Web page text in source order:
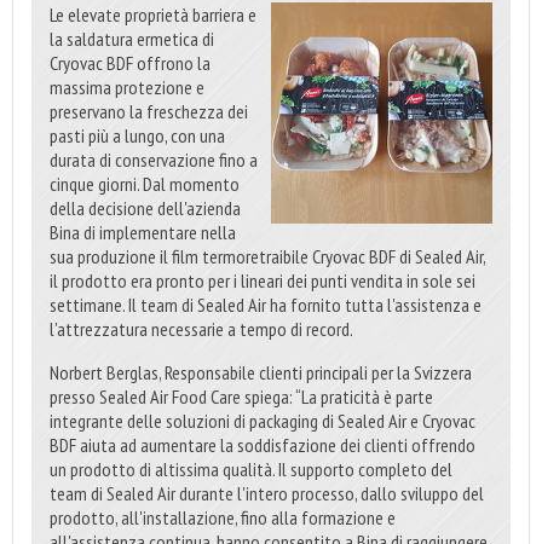
Le elevate proprietà barriera e
la saldatura ermetica di
Cryovac BDF offrono la
massima protezione e
preservano la freschezza dei
pasti più a lungo, con una
durata di conservazione fino a
cinque giorni. Dal momento
della decisione dell'azienda
Bina di implementare nella
sua produzione il film termoretraibile Cryovac BDF di Sealed Air,
il prodotto era pronto per i lineari dei punti vendita in sole sei
settimane. Il team di Sealed Air ha fornito tutta l'assistenza e
l'attrezzatura necessarie a tempo di record.
Norbert Berglas, Responsabile clienti principali per la Svizzera
presso Sealed Air Food Care spiega: “La praticità è parte
integrante delle soluzioni di packaging di Sealed Air e Cryovac
BDF aiuta ad aumentare la soddisfazione dei clienti offrendo
un prodotto di altissima qualità. Il supporto completo del
team di Sealed Air durante l'intero processo, dallo sviluppo del
prodotto, all'installazione, fino alla formazione e